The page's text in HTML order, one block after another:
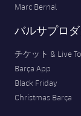
Marc Bernal
バルサプロダ
チケット & Live
Barça App
Black Friday
Christmas Barça